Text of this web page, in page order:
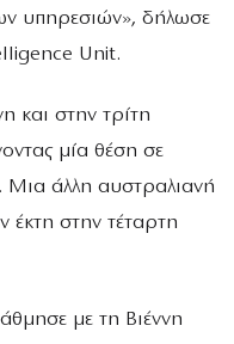
υπηρεσιών», δήλωσε
Unit.
και στην τρίτη
μία θέση σε
Μια άλλη αυστραλιανή
έκτη στην τέταρτη
με τη Βιέννη